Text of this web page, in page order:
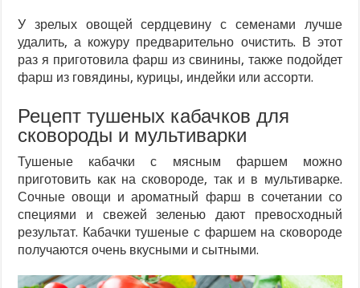
У зрелых овощей сердцевину с семенами лучше
удалить, а кожуру предварительно очистить. В этот
раз я приготовила фарш из свинины, также подойдет
фарш из говядины, курицы, индейки или ассорти.
Рецепт тушеных кабачков для
сковороды и мультиварки
Тушеные кабачки с мясным фаршем можно
приготовить как на сковороде, так и в мультиварке.
Сочные овощи и ароматный фарш в сочетании со
специями и свежей зеленью дают превосходный
результат. Кабачки тушеные с фаршем на сковороде
получаются очень вкусными и сытными.